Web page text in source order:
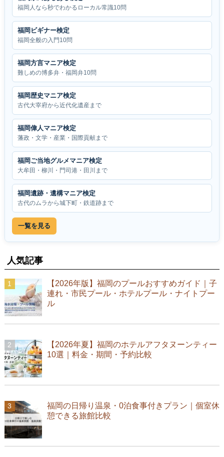
福岡人なら秒でわかるローカル常識10問
福岡ビギナー検定
福岡全般の入門10問
福岡方言マニア検定
難しめの博多弁・福岡弁10問
福岡歴史マニア検定
古代大宰府から近代化遺産まで
福岡偉人マニア検定
藩政・文学・産業・国際貢献まで
福岡ご当地グルメマニア検定
大牟田・柳川・門司港・田川まで
福岡遺跡・遺構マニア検定
古代のムラから城下町・鉄道跡まで
一覧を見る
人気記事
【2026年版】福岡のプールおすすめガイド｜子
連れ・市民プール・ホテルプール・ナイトプー
ル
【2026年夏】福岡のホテルアフタヌーンティー
10選｜料金・期間・予約比較
福岡の日帰り温泉・0泊食事付きプラン｜個室休
憩できる旅館比較